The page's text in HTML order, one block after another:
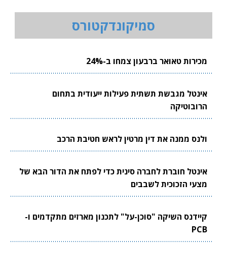
סמיקונדקטורס
מכירות טאואר ברבעון צמחו ב-24%
אינטל מגבשת תשתית פעילות ייעודית בתחום
הרובוטיקה
ולנס ממנה את דין מרטין לראש חטיבת הרכב
אינטל חוברת לחברה סינית כדי לפתח את הדור הבא של
מצעי הזכוכית לשבבים
קיידנס השיקה "סוכן-על" לתכנון מארזים מתקדמים ו-
PCB